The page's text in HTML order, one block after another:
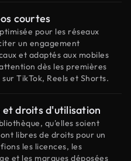
courtes
pour les réseaux
un engagement
et adaptés aux mobiles
dès les premières
TikTok, Reels et Shorts.
et droits d'utilisation
qu'elles soient
libres de droits pour un
les licences, les
et les marques déposées